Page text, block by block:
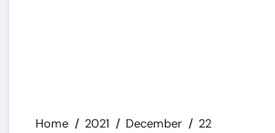
Home 2021 December
22